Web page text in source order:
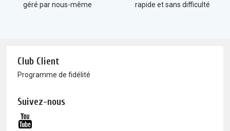
géré par nous-même rapide et sans difficulté
Club Client
Programme de fidélité
Suivez-nous